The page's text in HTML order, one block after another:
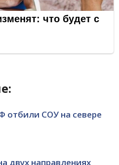
отбили СОУ на севере
двух направлениях